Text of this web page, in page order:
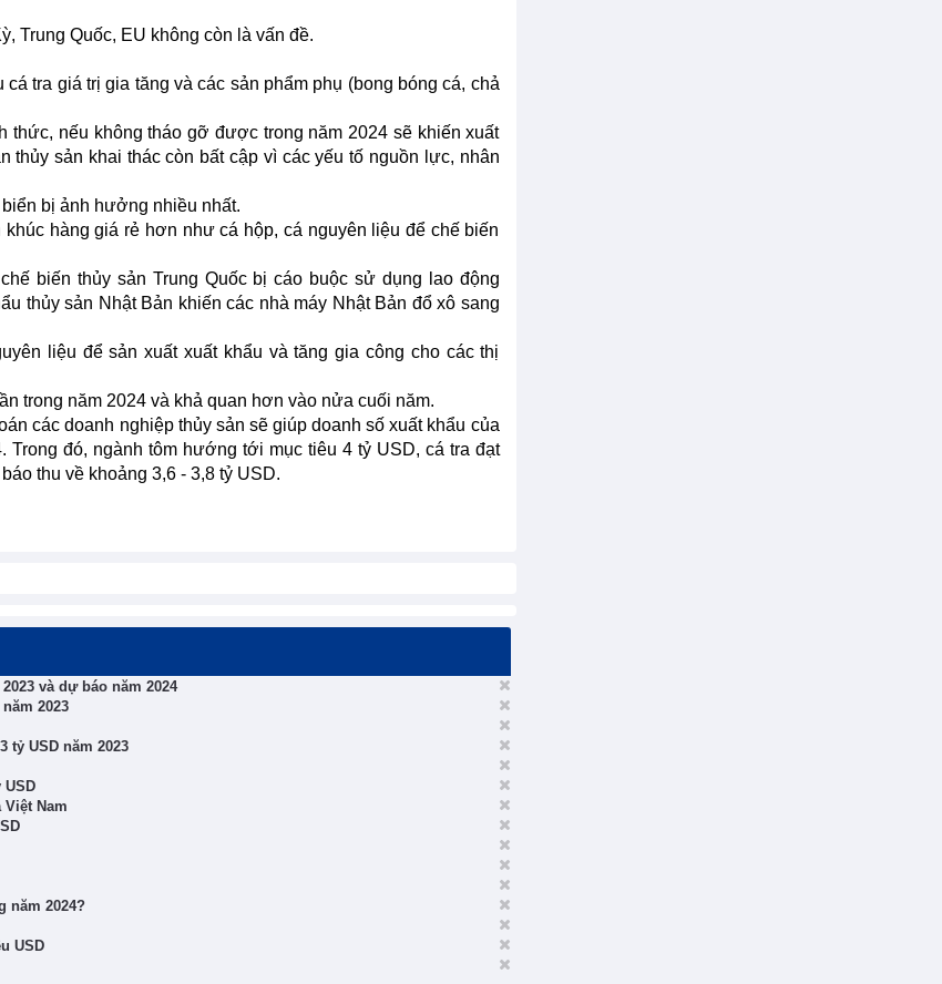
Trung Quốc, EU không còn là vấn đề.
tra giá trị gia tăng và các sản phẩm phụ (bong bóng cá, chả
thức, nếu không tháo gỡ được trong năm 2024 sẽ khiến xuất
thủy sản khai thác còn bất cập vì các yếu tố nguồn lực, nhân
bị ảnh hưởng nhiều nhất.
hàng giá rẻ hơn như cá hộp, cá nguyên liệu để chế biến
biến thủy sản Trung Quốc bị cáo buộc sử dụng lao động
thủy sản Nhật Bản khiến các nhà máy Nhật Bản đổ xô sang
liệu để sản xuất xuất khẩu và tăng gia công cho các thị
trong năm 2024 và khả quan hơn vào nửa cuối năm.
các doanh nghiệp thủy sản sẽ giúp doanh số xuất khẩu của
đó, ngành tôm hướng tới mục tiêu 4 tỷ USD, cá tra đạt
thu về khoảng 3,6 - 3,8 tỷ USD.
và dự báo năm 2024
2023
tỷ USD năm 2023
Nam
năm 2024?
USD